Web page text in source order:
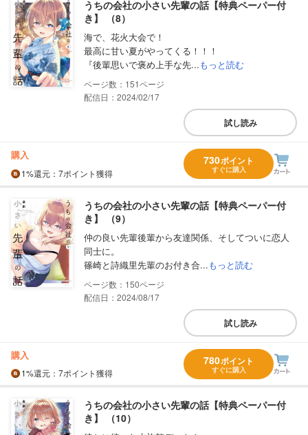
うちの会社の小さい先輩の話【特典ペーパー付
き】 （8）
海で、花火大会で！
最高に甘い夏がやってくる！！！
『後輩思いで褒め上手な先...もっと読む
151
配信日：2024/02/17
試し読み
購入
1%還元 ：7ポイント獲得
730ポイント
すぐに購入
うちの会社の小さい先輩の話【特典ペーパー付
き】 （9）
仲の良い先輩後輩から友達関係、そしてついに恋人
同士に。
篠崎と詩織里先輩のお付き合...もっと読む
150
配信日：2024/08/17
試し読み
購入
1%還元 ：7ポイント獲得
780ポイント
すぐに購入
うちの会社の小さい先輩の話【特典ペーパー付
き】 （10）